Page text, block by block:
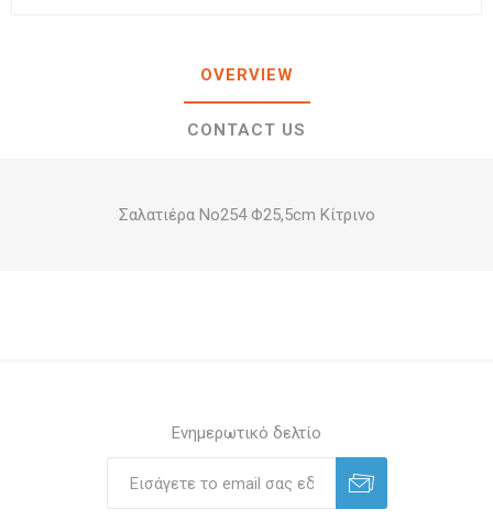
OVERVIEW
CONTACT US
Σαλατιέρα Νο254 Φ25,5cm Κίτρινο
Ενημερωτικό δελτίο